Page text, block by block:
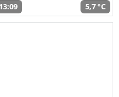
13:09 5,7 °C